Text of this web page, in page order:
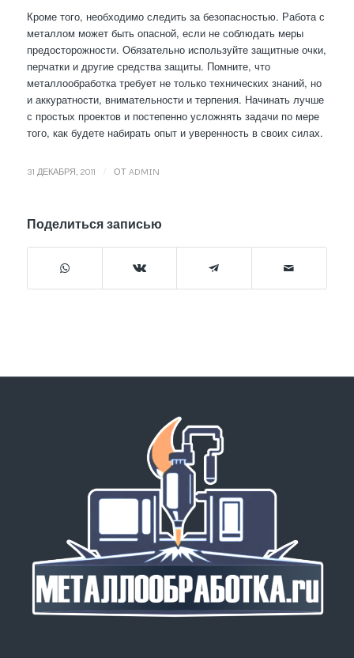
Кроме того, необходимо следить за безопасностью. Работа с
металлом может быть опасной, если не соблюдать меры
предосторожности. Обязательно используйте защитные очки,
перчатки и другие средства защиты. Помните, что
металлообработка требует не только технических знаний, но
и аккуратности, внимательности и терпения. Начинать лучше
с простых проектов и постепенно усложнять задачи по мере
того, как будете набирать опыт и уверенность в своих силах.
31 ДЕКАБРЯ, 2011 ОТ ADMIN
Поделиться записью